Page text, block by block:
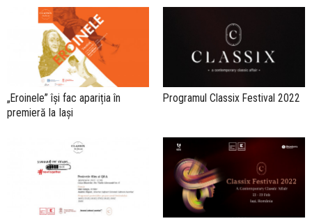
„Eroinele” își fac apariția în
premieră la Iași
Programul Classix Festival 2022